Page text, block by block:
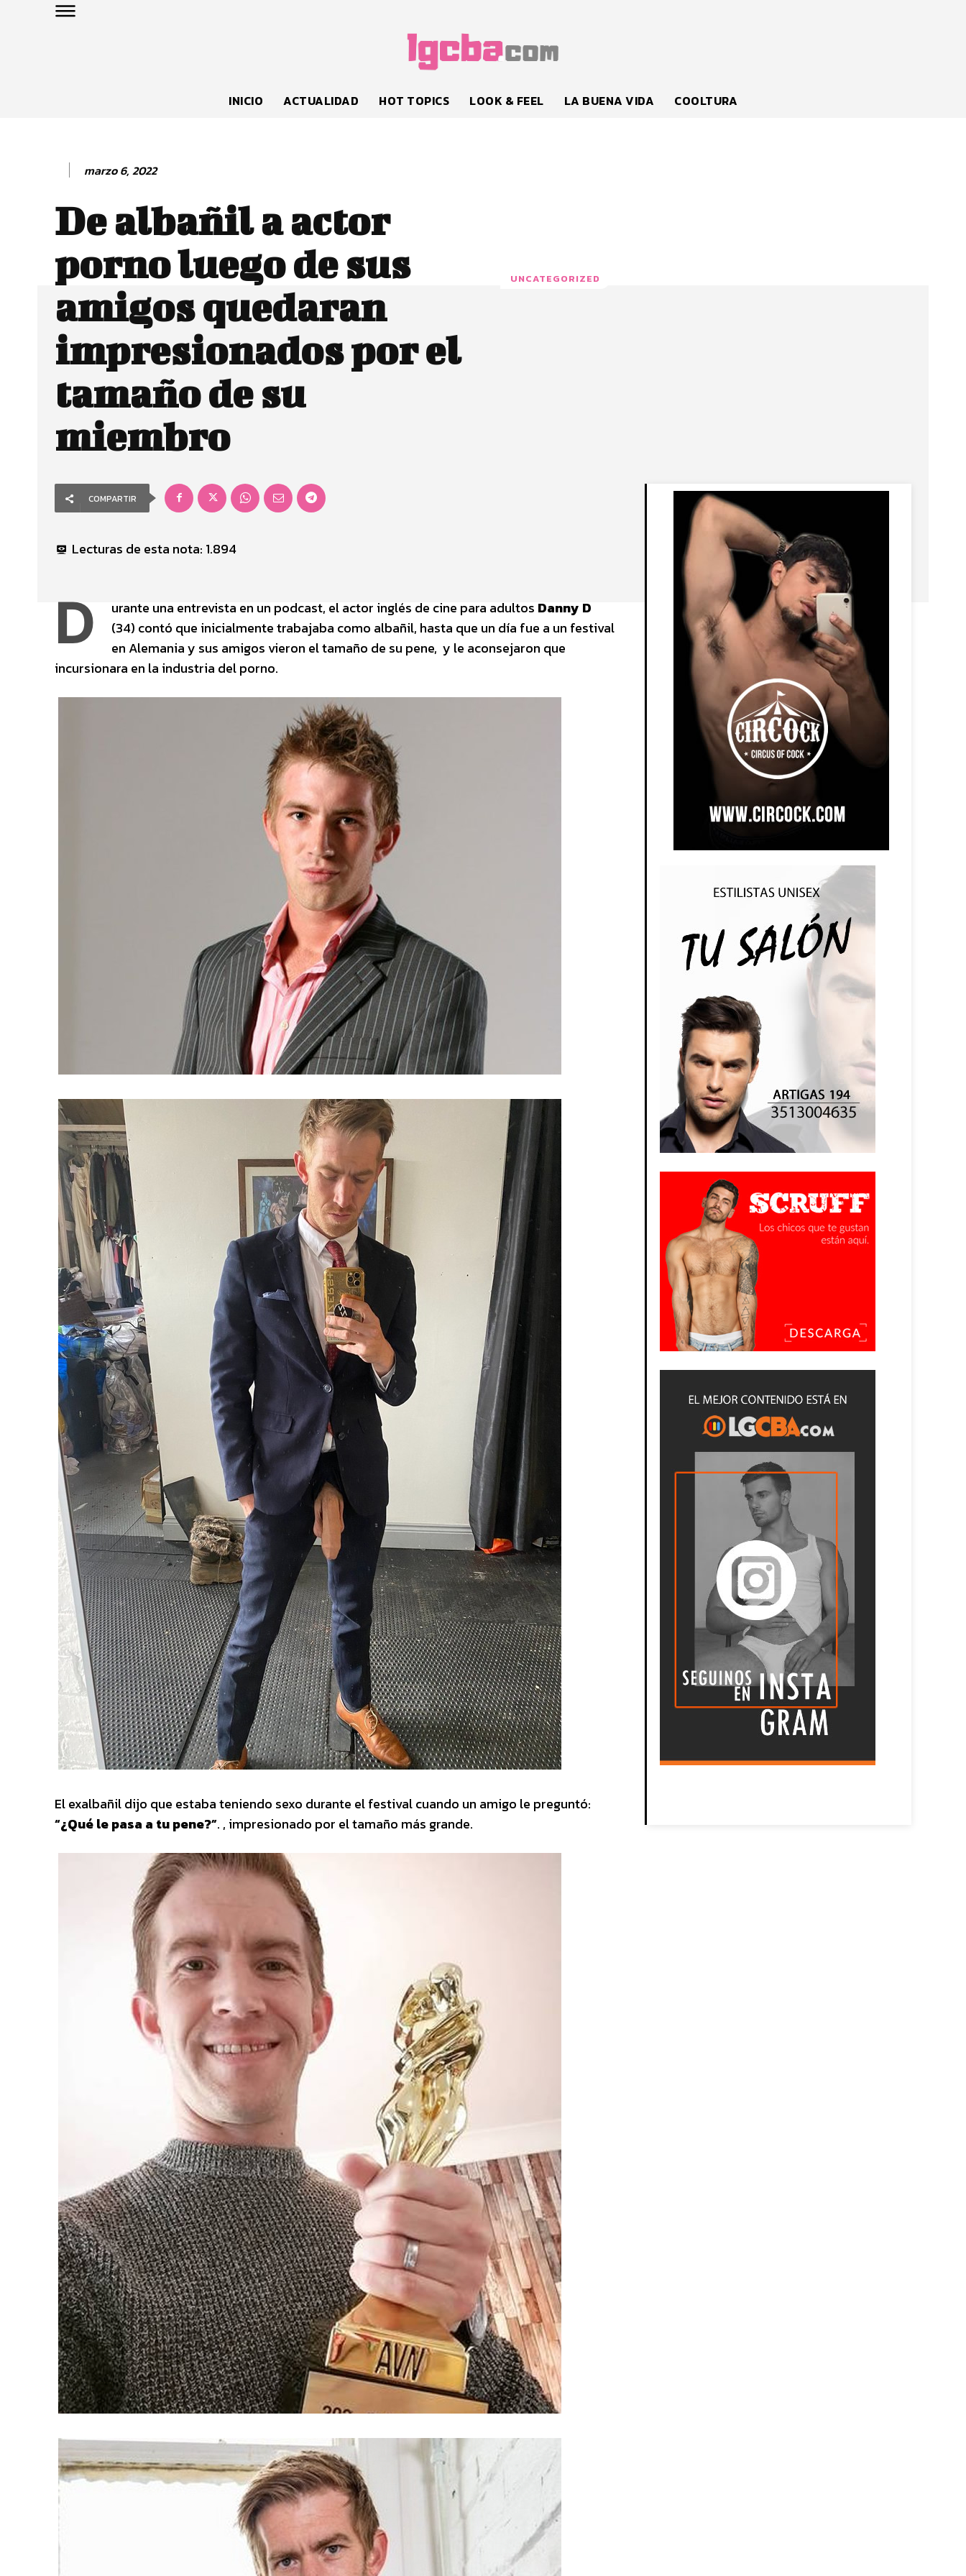
INICIO ACTUALIDAD HOT TOPICS LOOK & FEEL LA BUENA VIDA COOLTURA
marzo 6, 2022
De albañil a actor
porno luego de sus
amigos quedaran
impresionados por el
tamaño de su
miembro
UNCATEGORIZED
COMPARTIR
Lecturas de esta nota: 1.894
D urante una entrevista en un podcast, el actor inglés de cine para adultos Danny D
(34) contó que inicialmente trabajaba como albañil, hasta que un día fue a un festival
en Alemania y sus amigos vieron el tamaño de su pene, y le aconsejaron que
incursionara en la industria del porno.
El exalbañil dijo que estaba teniendo sexo durante el festival cuando un amigo le preguntó:
“¿Qué le pasa a tu pene?”. , impresionado por el tamaño más grande.